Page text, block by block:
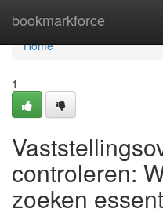
bookmarkforce
Home
Home
1
controleren:
zoeken